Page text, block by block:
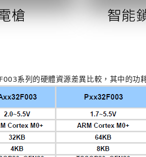
系列的硬體資源差異比較，其中的功